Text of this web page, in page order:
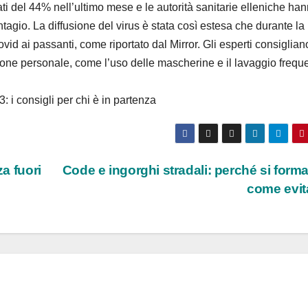
del 44% nell’ultimo mese e le autorità sanitarie elleniche
La diffusione del virus è stata così estesa che durante la
ai passanti, come riportato dal Mirror. Gli esperti
personale, come l’uso delle mascherine e il lavaggio
i consigli per chi è in partenza
Code e ingorghi stradali: perché si
come
fuori